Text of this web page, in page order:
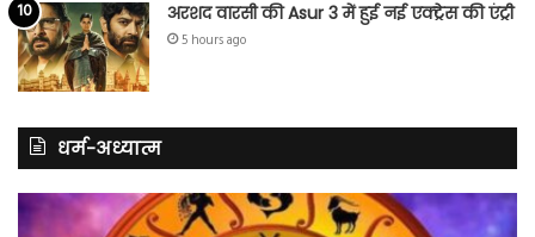
अरशद वारसी की Asur 3 में हुई नई एक्ट्रेस की एंट्री
5 hours ago
धर्म-अध्यात्म